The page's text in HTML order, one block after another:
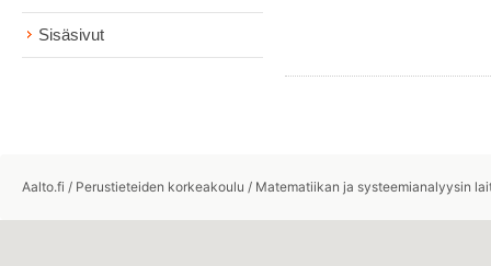
Sisäsivut
Aalto.fi / Perustieteiden korkeakoulu / Matematiikan ja systeemianalyysin